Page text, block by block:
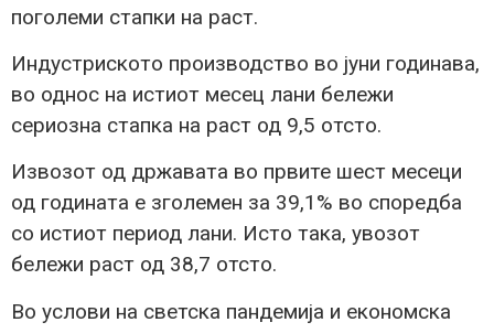
поголеми стапки на раст.
Индустриското производство во јуни годинава,
во однос на истиот месец лани бележи
сериозна стапка на раст од 9,5 отсто.
Извозот од државата во првите шест месеци
од годината е зголемен за 39,1% во споредба
со истиот период лани. Исто така, увозот
бележи раст од 38,7 отсто.
Во услови на светска пандемија и економска